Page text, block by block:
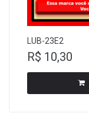
LUB-23E2
R$ 10,30